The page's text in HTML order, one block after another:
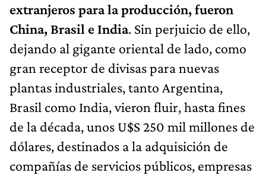
extranjeros para la producción, fueron
China, Brasil e India. Sin perjuicio de ello,
dejando al gigante oriental de lado, como
gran receptor de divisas para nuevas
plantas industriales, tanto Argentina,
Brasil como India, vieron fluir, hasta fines
de la década, unos U$S 250 mil millones de
dólares, destinados a la adquisición de
compañías de servicios públicos, empresas